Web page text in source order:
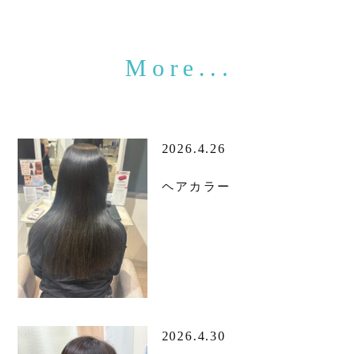
2026.4.26
ヘアカラー
2026.4.30